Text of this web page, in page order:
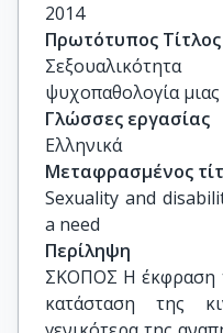
2014
Πρωτότυπος Τίτλος
ψυχοπαθολογία
Γλώσσες εργασίας
Ελληνικά
Μεταφρασμένος
Sexuality and
a need
Περίληψη
ΣΚΟΠΟΣ Η έκφραση
κατάσταση της